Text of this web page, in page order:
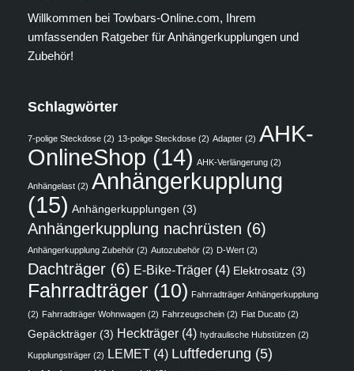
Willkommen bei Towbars-Online.com, Ihrem
umfassenden Ratgeber für Anhängerkupplungen und
Zubehör!
Schlagwörter
7-polige Steckdose (2) 13-polige Steckdose (2) Adapter (2) AHK-
OnlineShop (14) AHK-Verlängerung (2)
Anhängelast (2) Anhängerkupplung
(15) Anhängerkupplungen (3)
Anhängerkupplung nachrüsten (6)
Anhängerkupplung Zubehör (2) Autozubehör (2) D-Wert (2)
Dachträger (6) E-Bike-Träger (4) Elektrosatz (3)
Fahrradträger (10) Fahrradträger Anhängerkupplung
(2) Fahrradträger Wohnwagen (2) Fahrzeugschein (2) Fiat Ducato (2)
Gepäckträger (3) Heckträger (4) hydraulische Hubstützen (2)
Kupplungsträger (2) LEMET (4) Luftfederung (5)